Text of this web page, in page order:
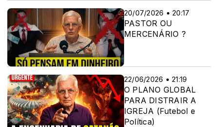
20/07/2026 • 20:17
PASTOR OU
MERCENÁRIO ?
22/06/2026 • 21:19
O PLANO GLOBAL
PARA DISTRAIR A
IGREJA (Futebol e
Política)